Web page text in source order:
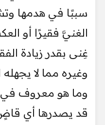
سببًا في هدمها
الغنيَّ فقيرًا أو
غِنى بقدر زيادة
وغيره مما لا
وما هو معروف في
قد يصدرها أي